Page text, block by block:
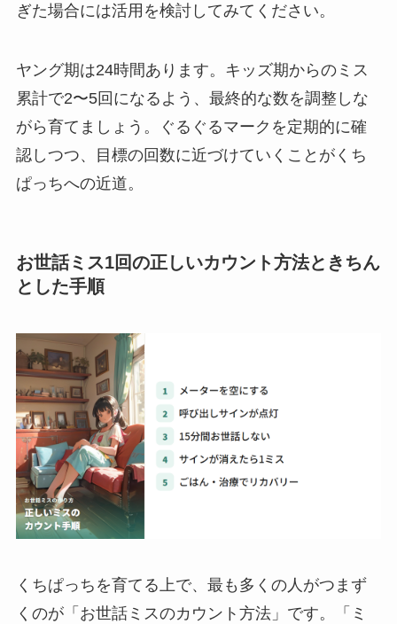
ぎた場合には活用を検討してみてください。
ヤング期は24時間あります。キッズ期からのミス
累計で2〜5回になるよう、最終的な数を調整しな
がら育てましょう。ぐるぐるマークを定期的に確
認しつつ、目標の回数に近づけていくことがくち
ぱっちへの近道。
お世話ミス1回の正しいカウント方法ときちん
とした手順
くちぱっちを育てる上で、最も多くの人がつまず
くのが「お世話ミスのカウント方法」です。「ミ